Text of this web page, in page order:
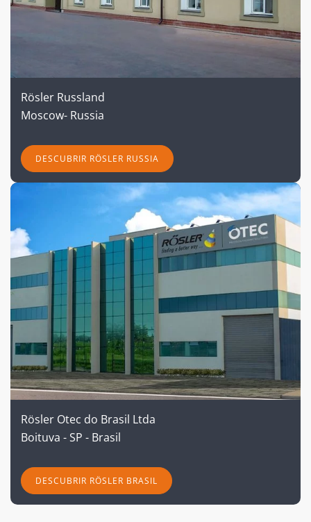
Rösler Russland
Moscow- Russia
DESCUBRIR RÖSLER RUSSIA
Rösler Otec do Brasil Ltda
Boituva - SP - Brasil
DESCUBRIR RÖSLER BRASIL